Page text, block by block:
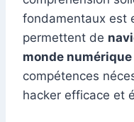
fondamentaux est
permettent de
monde numérique
compétences
hacker efficace et